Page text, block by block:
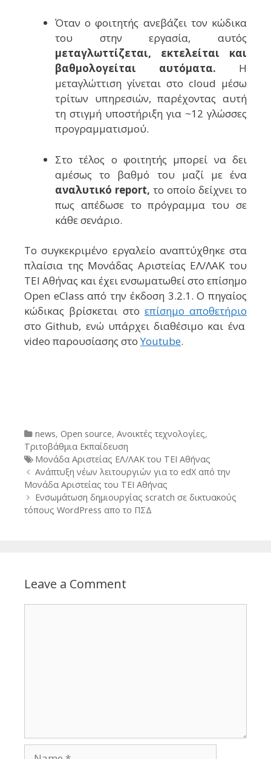
Όταν ο φοιτητής ανεβάζει τον κώδικα
του στην εργασία, αυτός
μεταγλωττίζεται, εκτελείται και
βαθμολογείται αυτόματα. Η
μεταγλώττιση γίνεται στο cloud μέσω
τρίτων υπηρεσιών, παρέχοντας αυτή
τη στιγμή υποστήριξη για ~12 γλώσσες
προγραμματισμού.
Στο τέλος ο φοιτητής μπορεί να δει
αμέσως το βαθμό του μαζί με ένα
αναλυτικό report, το οποίο δείχνει το
πως απέδωσε το πρόγραμμα του σε
κάθε σενάριο.
Το συγκεκριμένο εργαλείο αναπτύχθηκε στα
πλαίσια της Μονάδας Αριστείας ΕΛ/ΛΑΚ του
ΤΕΙ Αθήνας και έχει ενσωματωθεί στο επίσημο
Open eClass από την έκδοση 3.2.1. Ο πηγαίος
κώδικας βρίσκεται στο επίσημο αποθετήριο
στοGithub, ενώ υπάρχει διαθέσιμο και ένα
video παρουσίασης στοYoutube.
Categories
news, Open source, Ανοικτές τεχνολογίες,
Τριτοβάθμια Εκπαίδευση
Tags
Μονάδα Αριστείας ΕΛ/ΛΑΚ του ΤΕΙ Αθήνας
Post
navigation
Ανάπτυξη νέων λειτουργιών για το edX από την
Μονάδα Αριστείας του TEI Αθήνας
Ενσωμάτωση δημιουργίας scratch σε δικτυακούς
τόπους WordPress απο το ΠΣΔ
Leave a Comment